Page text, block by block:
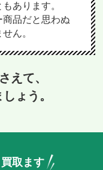
あります。
品だと思わぬ
ん。
えて、
ょう。
取ます